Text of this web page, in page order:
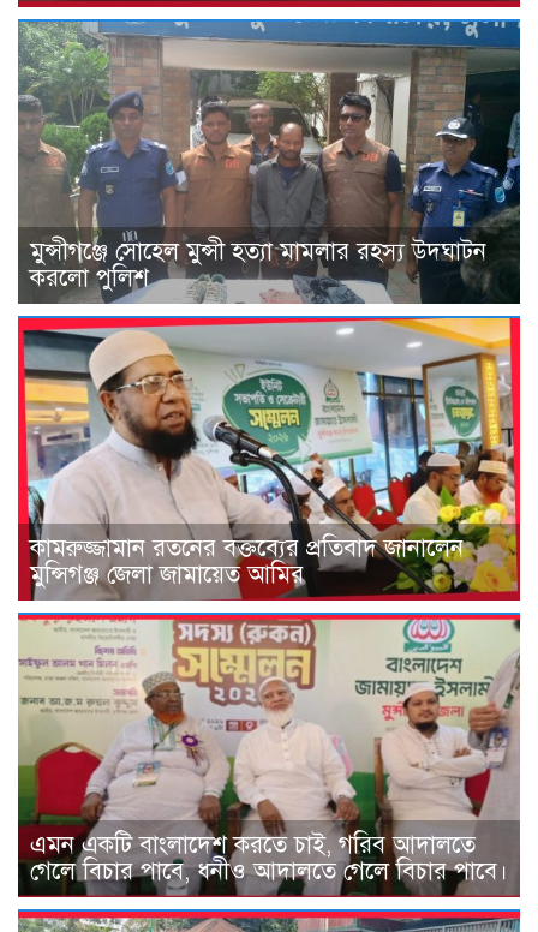
মুন্সীগঞ্জে সোহেল মুন্সী হত্যা মামলার রহস্য উদঘাটন
করলো পুলিশ
কামরুজ্জামান রতনের বক্তব্যের প্রতিবাদ জানালেন
মুন্সিগঞ্জ জেলা জামায়েত আমির
এমন একটি বাংলাদেশ করতে চাই, গরিব আদালতে
গেলে বিচার পাবে, ধনীও আদালতে গেলে বিচার পাবে।